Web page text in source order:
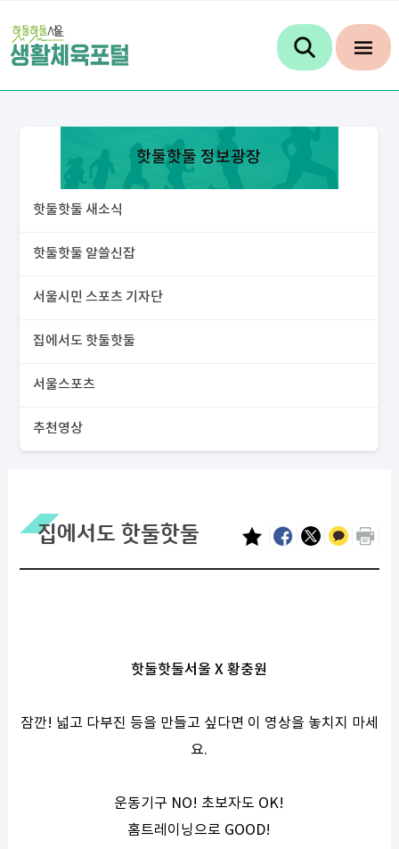
핫둘핫둘 정보광장
핫둘핫둘 새소식
핫둘핫둘 알쓸신잡
서울시민 스포츠 기자단
집에서도 핫둘핫둘
서울스포츠
추천영상
집에서도 핫둘핫둘
핫둘핫둘서울 X 황충원
잠깐! 넓고 다부진 등을 만들고 싶다면 이 영상을 놓치지 마세
요.
운동기구 NO! 초보자도 OK!
홈트레이닝으로 GOOD!